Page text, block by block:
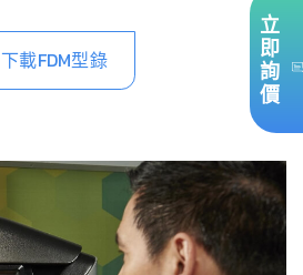
立
即
詢
價
下載FDM型錄